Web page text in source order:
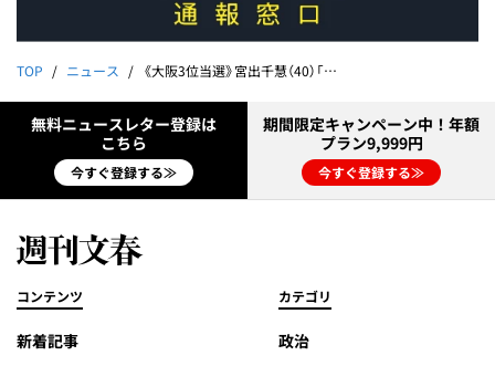
TOP ニュース 《大阪3位当選》宮出千慧（40）「共産党家庭で君が代禁止」父を直撃｜大躍進！参政党の化けの皮
無料ニュースレター登録は
こちら
今すぐ登録する≫
期間限定キャンペーン中！年額
プラン9,999円
今すぐ登録する≫
コンテンツ
新着記事
カテゴリ
政治